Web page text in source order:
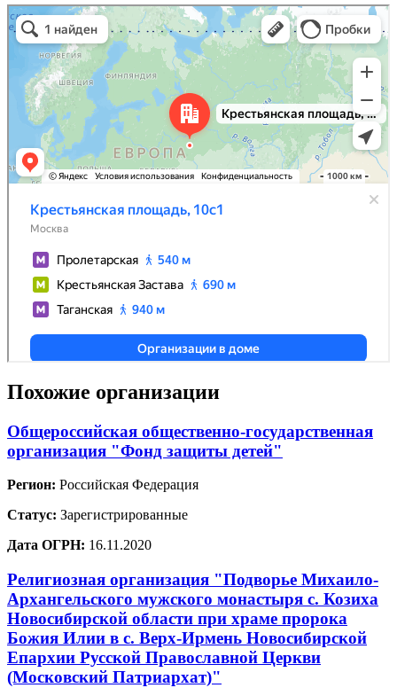
Похожие организации
Общероссийская общественно-государственная
организация "Фонд защиты детей"
Регион: Российская Федерация
Статус: Зарегистрированные
Дата ОГРН: 16.11.2020
Религиозная организация "Подворье Михаило-
Архангельского мужского монастыря с. Козиха
Новосибирской области при храме пророка
Божия Илии в с. Верх-Ирмень Новосибирской
Епархии Русской Православной Церкви
(Московский Патриархат)"